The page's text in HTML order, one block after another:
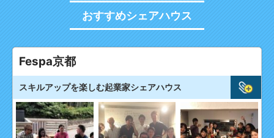
おすすめシェアハウス
Fespa京都
スキルアップを楽しむ起業家シェアハウス